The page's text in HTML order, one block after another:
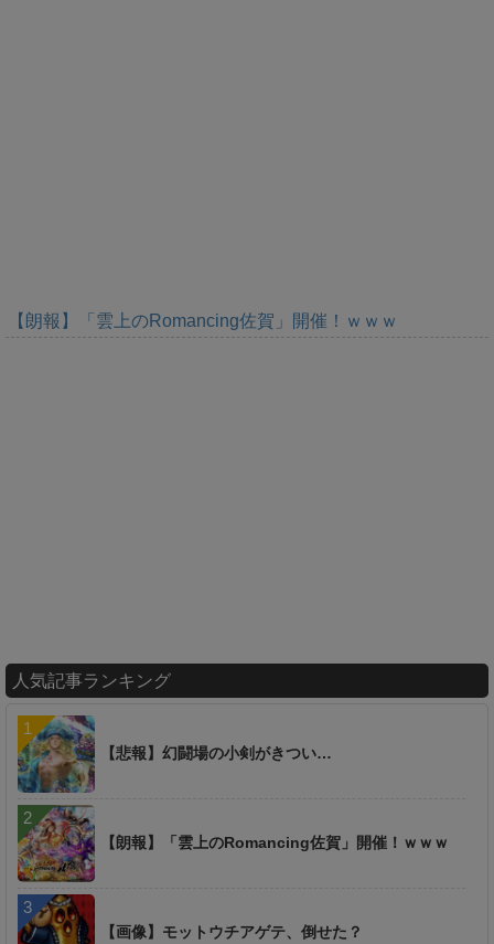
【朗報】「雲上のRomancing佐賀」開催！ｗｗｗ
人気記事ランキング
【悲報】幻闘場の小剣がきつい…
【朗報】「雲上のRomancing佐賀」開催！ｗｗｗ
【画像】モットウチアゲテ、倒せた？